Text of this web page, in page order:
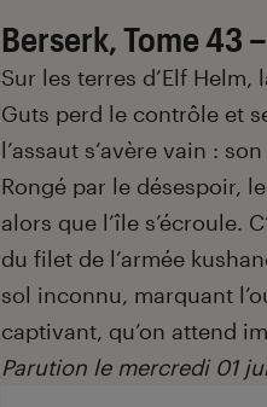
Berserk, Tome 43
Sur les terres d’Elf Helm,
Guts perd le contrôle et
l’assaut s’avère vain :
Rongé par le désespoir,
alors que l’île s’écroule.
du filet de l’armée
sol inconnu, marquant
captivant, qu’on attend
Parution le mercredi 01